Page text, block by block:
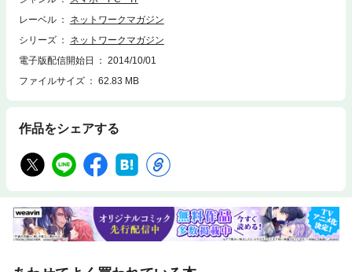
レーベル
ネットワークマガジン
シリーズ
ネットワークマガジン
電子版配信開始日
2014/10/01
ファイルサイズ
62.83 MB
作品をシェアする